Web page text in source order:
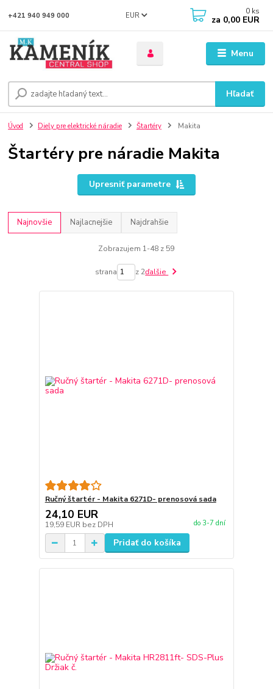
Menu
EUR
Hľadať
+421 940 949 000 0 ks
za 0,00 EUR
Úvod Diely pre elektrické náradie Štartéry Makita
Štartéry pre náradie Makita
Upresniť parametre
Najnovšie Najlacnejšie Najdrahšie
Zobrazujem 1-48 z 59
strana z 2ďalšie
Ručný štartér - Makita 6271D- prenosová sada
24,10 EUR
19,59 EUR bez DPH do 3-7 dní
Pridať do košíka